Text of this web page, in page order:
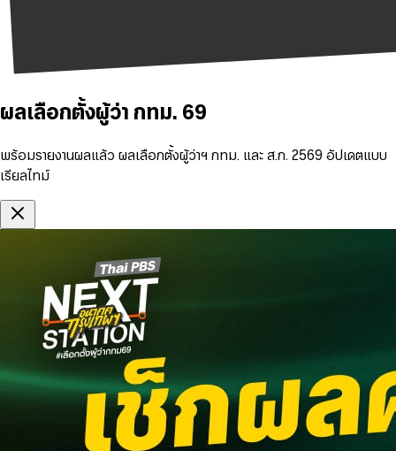
ผลเลือกตั้งผู้ว่า กทม. 69
พร้อมรายงานผลแล้ว ผลเลือกตั้งผู้ว่าฯ กทม. และ ส.ก. 2569 อัปเดตแบบ
เรียลไทม์